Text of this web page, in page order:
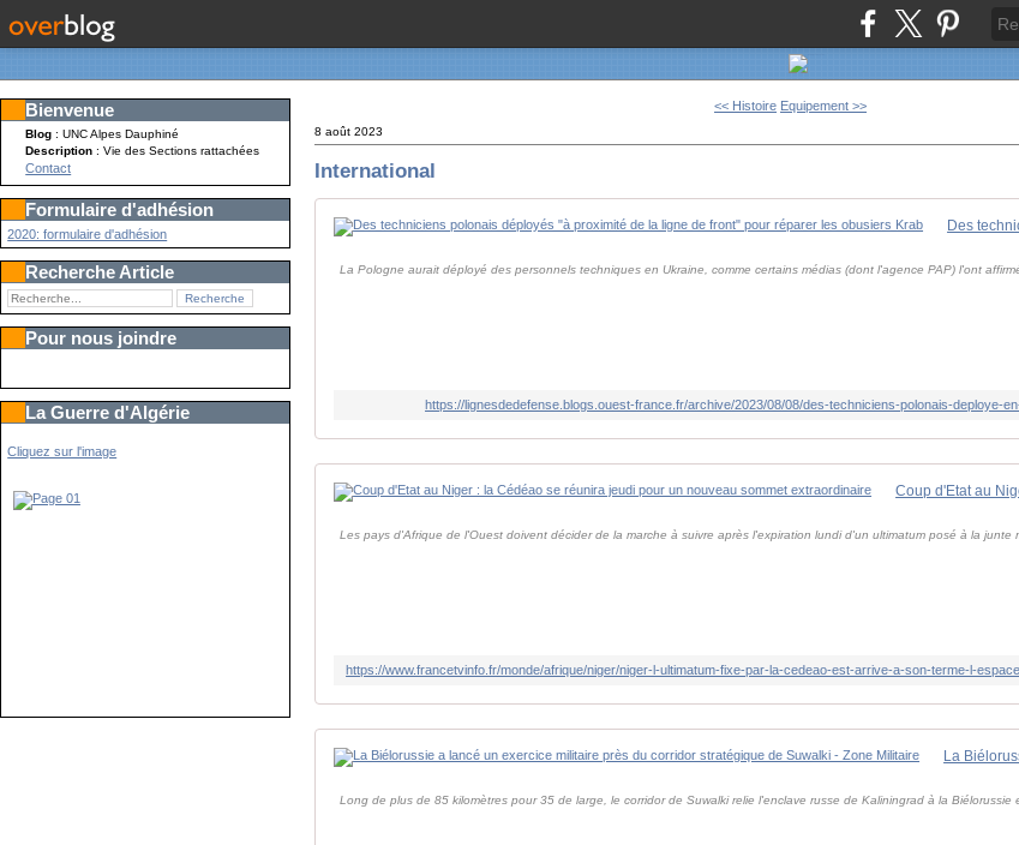
Bienvenue
Blog : UNC Alpes Dauphiné
Description: Vie des Sections rattachées
Contact
Formulaire d'adhésion
2020: formulaire d'adhésion
Recherche Article
Pour nous joindre
La Guerre d'Algérie
Cliquez sur l'image
<< Histoire Equipement >>
8 août 2023
International
La Pologne aurait déployé des personnels techniques en Ukraine, comme certains médias (dont l'agence PAP) l'ont
https://lignesdedefense.blogs.ouest-france.fr/archive/2023/08/08/des-techniciens-polonais-deploye-
Les pays d'Afrique de l'Ouest doivent décider de la marche à suivre après l'expiration lundi d'un ultimatum posé à la junte
Long de plus de 85 kilomètres pour 35 de large, le corridor de Suwalki relie l'enclave russe de Kaliningrad à la Biélorussie